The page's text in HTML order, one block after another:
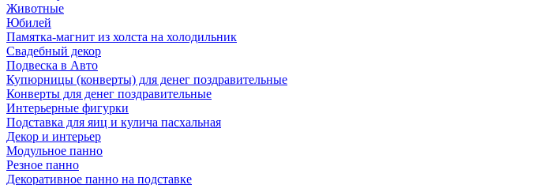
Животные
Юбилей
Памятка-магнит из холста на холодильник
Свадебный декор
Подвеска в Авто
Купюрницы (конверты) для денег поздравительные
Конверты для денег поздравительные
Интерьерные фигурки
Подставка для яиц и кулича пасхальная
Декор и интерьер
Модульное панно
Резное панно
Декоративное панно на подставке